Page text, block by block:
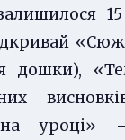
дошки),
на